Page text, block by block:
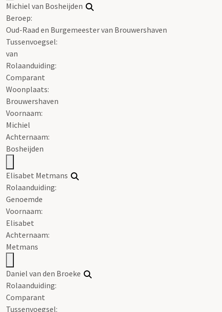
Michiel van Bosheijden
Beroep:
Oud-Raad en Burgemeester van Brouwershaven
Tussenvoegsel:
van
Rolaanduiding:
Comparant
Woonplaats:
Brouwershaven
Voornaam:
Michiel
Achternaam:
Bosheijden
Elisabet Metmans
Rolaanduiding:
Genoemde
Voornaam:
Elisabet
Achternaam:
Metmans
Daniel van den Broeke
Rolaanduiding:
Comparant
Tussenvoegsel: